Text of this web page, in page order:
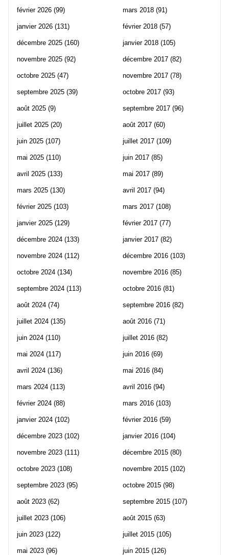
février 2026 (99)
janvier 2026 (131)
décembre 2025 (160)
novembre 2025 (92)
octobre 2025 (47)
septembre 2025 (39)
août 2025 (9)
juillet 2025 (20)
juin 2025 (107)
mai 2025 (110)
avril 2025 (133)
mars 2025 (130)
février 2025 (103)
janvier 2025 (129)
décembre 2024 (133)
novembre 2024 (112)
octobre 2024 (134)
septembre 2024 (113)
août 2024 (74)
juillet 2024 (135)
juin 2024 (110)
mai 2024 (117)
avril 2024 (136)
mars 2024 (113)
février 2024 (88)
janvier 2024 (102)
décembre 2023 (102)
novembre 2023 (111)
octobre 2023 (108)
septembre 2023 (95)
août 2023 (62)
juillet 2023 (106)
juin 2023 (122)
mai 2023 (96)
mars 2018 (91)
février 2018 (57)
janvier 2018 (105)
décembre 2017 (82)
novembre 2017 (78)
octobre 2017 (93)
septembre 2017 (96)
août 2017 (60)
juillet 2017 (109)
juin 2017 (85)
mai 2017 (89)
avril 2017 (94)
mars 2017 (108)
février 2017 (77)
janvier 2017 (82)
décembre 2016 (103)
novembre 2016 (85)
octobre 2016 (81)
septembre 2016 (82)
août 2016 (71)
juillet 2016 (82)
juin 2016 (69)
mai 2016 (84)
avril 2016 (94)
mars 2016 (103)
février 2016 (59)
janvier 2016 (104)
décembre 2015 (80)
novembre 2015 (102)
octobre 2015 (98)
septembre 2015 (107)
août 2015 (63)
juillet 2015 (105)
juin 2015 (126)